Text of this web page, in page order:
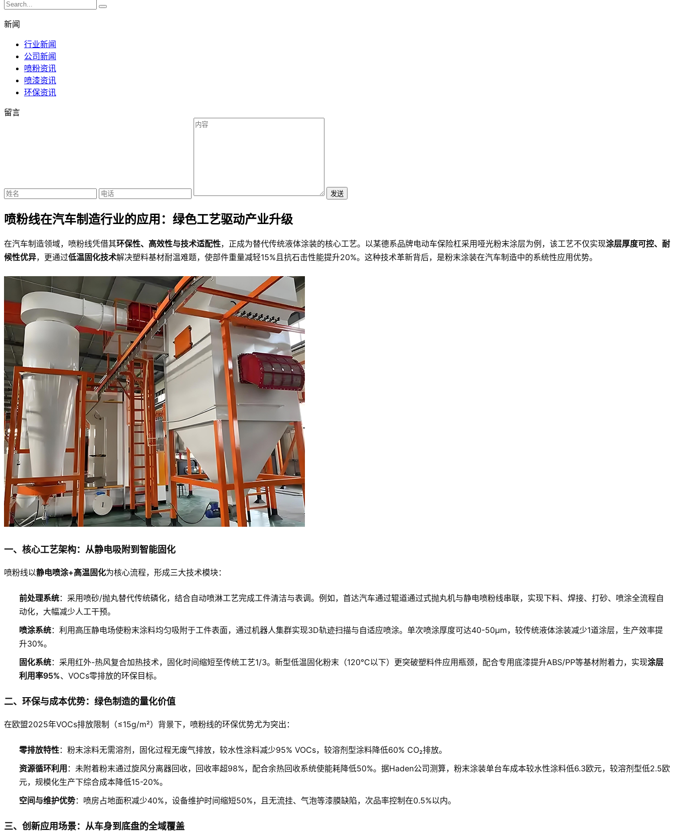
新闻
行业新闻
公司新闻
喷粉资讯
喷漆资讯
环保资讯
留言
发送
喷粉线在汽车制造行业的应用：绿色工艺驱动产业升级
在汽车制造领域，喷粉线凭借其环保性、高效性与技术适配性，正成为替代传统液体涂装的核心工艺。以某德系品牌电动车保险杠采用哑光粉末涂层为例，该工艺不仅实现涂层厚度可控、耐
候性优异，更通过低温固化技术解决塑料基材耐温难题，使部件重量减轻15%且抗石击性能提升20%。这种技术革新背后，是粉末涂装在汽车制造中的系统性应用优势。
一、核心工艺架构：从静电吸附到智能固化
喷粉线以静电喷涂+高温固化为核心流程，形成三大技术模块：
前处理系统：采用喷砂/抛丸替代传统磷化，结合自动喷淋工艺完成工件清洁与表调。例如，首达汽车通过辊道通过式抛丸机与静电喷粉线串联，实现下料、焊接、打砂、喷涂全流程自
动化，大幅减少人工干预。
喷涂系统：利用高压静电场使粉末涂料均匀吸附于工件表面，通过机器人集群实现3D轨迹扫描与自适应喷涂。单次喷涂厚度可达40-50μm，较传统液体涂装减少1道涂层，生产效率提
升30%。
固化系统：采用红外-热风复合加热技术，固化时间缩短至传统工艺1/3。新型低温固化粉末（120℃以下）更突破塑料件应用瓶颈，配合专用底漆提升ABS/PP等基材附着力，实现涂层
利用率95%、VOCs零排放的环保目标。
二、环保与成本优势：绿色制造的量化价值
在欧盟2025年VOCs排放限制（≤15g/m²）背景下，喷粉线的环保优势尤为突出：
零排放特性：粉末涂料无需溶剂，固化过程无废气排放，较水性涂料减少95% VOCs，较溶剂型涂料降低60% CO₂排放。
资源循环利用 ：未附着粉末通过旋风分离器回收，回收率超98%，配合余热回收系统使能耗降低50%。据Haden公司测算，粉末涂装单台车成本较水性涂料低6.3欧元，较溶剂型低2.5欧
元，规模化生产下综合成本降低15-20%。
空间与维护优势：喷房占地面积减少40%，设备维护时间缩短50%，且无流挂、气泡等漆膜缺陷，次品率控制在0.5%以内。
三、创新应用场景：从车身到底盘的全域覆盖